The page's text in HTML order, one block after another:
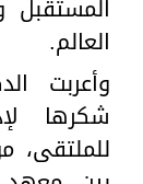
العالم.
وأعربت
شكرها
للملتقى،